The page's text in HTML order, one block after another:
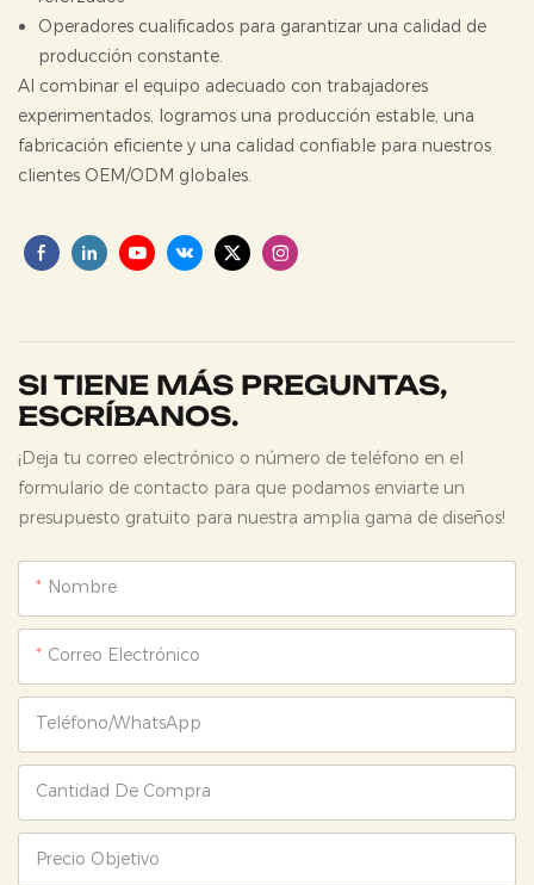
Operadores cualificados para garantizar una calidad de
producción constante.
Al combinar el equipo adecuado con trabajadores
experimentados, logramos una producción estable, una
fabricación eficiente y una calidad confiable para nuestros
clientes OEM/ODM globales.
SI TIENE MÁS PREGUNTAS,
ESCRÍBANOS.
¡Deja tu correo electrónico o número de teléfono en el
formulario de contacto para que podamos enviarte un
presupuesto gratuito para nuestra amplia gama de diseños!
Nombre
Correo Electrónico
Teléfono/WhatsApp
Cantidad De Compra
Precio Objetivo